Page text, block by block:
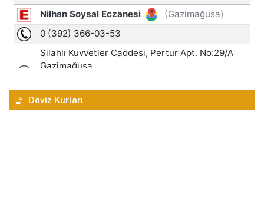
Döviz Kurları